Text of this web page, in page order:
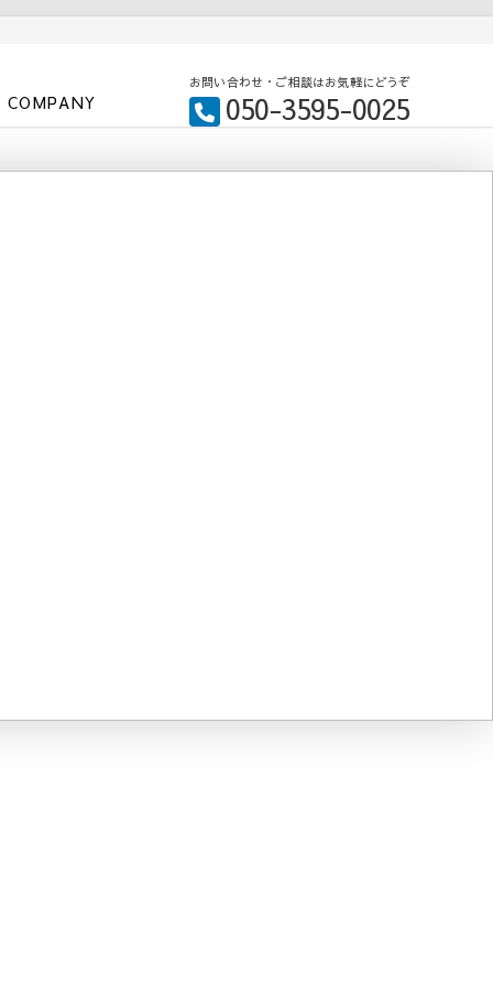
COMPANY
お問い合わせ・ご相談はお気軽にどうぞ
050-3595-0025